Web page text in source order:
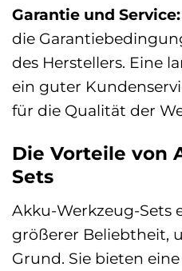
Garantie und Service:
die
des Herstellers. Eine
ein guter
für die Qualität der
Die Vorteile von
Sets
Akku-Werkzeug-Sets
größerer Beliebtheit,
Grund. Sie bieten